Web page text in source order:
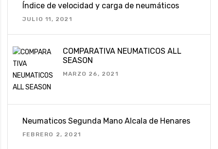
Índice de velocidad y carga de neumáticos
JULIO 11, 2021
COMPARATIVA NEUMATICOS ALL
SEASON
MARZO 26, 2021
Neumaticos Segunda Mano Alcala de Henares
FEBRERO 2, 2021